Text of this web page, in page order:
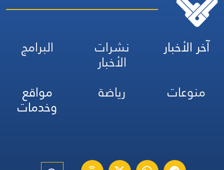
آخر الأخبار نشرات
الأخبار
البرامج
منوعات
رياضة مواقع
وخدمات